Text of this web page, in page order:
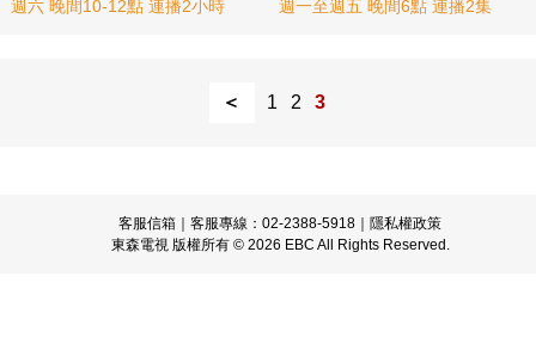
週六 晚間10-12點 連播2小時
週一至週五 晚間6點 連播2集
＜ 1 2 3
客服信箱 ｜客服專線：02-2388-5918｜ 隱私權政策
東森電視 版權所有 © 2026 EBC All Rights Reserved.